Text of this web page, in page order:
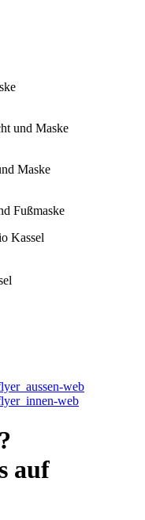
und Maske
Maske
Fußmaske
web
web
auf